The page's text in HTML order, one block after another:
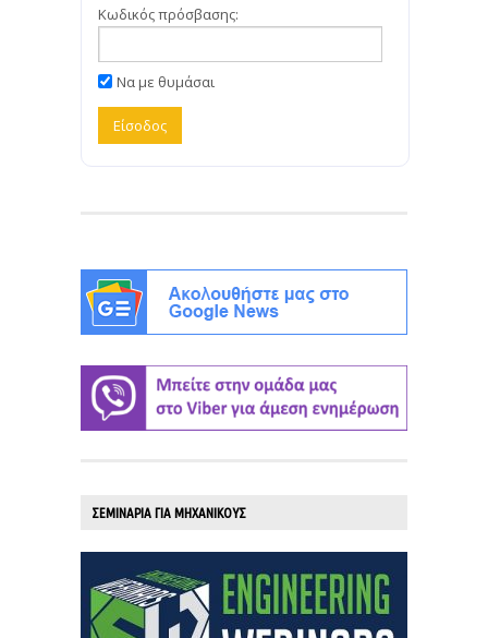
Κωδικός πρόσβασης:
Να με θυμάσαι
ΣΕΜΙΝΑΡΙΑ ΓΙΑ ΜΗΧΑΝΙΚΟΥΣ